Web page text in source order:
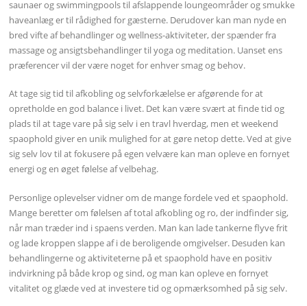
saunaer og swimmingpools til afslappende loungeområder og smukke
haveanlæg er til rådighed for gæsterne. Derudover kan man nyde en
bred vifte af behandlinger og wellness-aktiviteter, der spænder fra
massage og ansigtsbehandlinger til yoga og meditation. Uanset ens
præferencer vil der være noget for enhver smag og behov.
At tage sig tid til afkobling og selvforkælelse er afgørende for at
opretholde en god balance i livet. Det kan være svært at finde tid og
plads til at tage vare på sig selv i en travl hverdag, men et weekend
spaophold giver en unik mulighed for at gøre netop dette. Ved at give
sig selv lov til at fokusere på egen velvære kan man opleve en fornyet
energi og en øget følelse af velbehag.
Personlige oplevelser vidner om de mange fordele ved et spaophold.
Mange beretter om følelsen af total afkobling og ro, der indfinder sig,
når man træder ind i spaens verden. Man kan lade tankerne flyve frit
og lade kroppen slappe af i de beroligende omgivelser. Desuden kan
behandlingerne og aktiviteterne på et spaophold have en positiv
indvirkning på både krop og sind, og man kan opleve en fornyet
vitalitet og glæde ved at investere tid og opmærksomhed på sig selv.